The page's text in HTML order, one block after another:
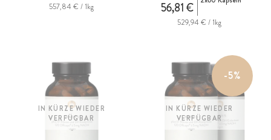
557,84 € / 1kg
56,81 €
529,94 € / 1kg
IN KÜRZE WIEDER
VERFÜGBAR
-5%
IN KÜRZE WIEDER
VERFÜGBAR